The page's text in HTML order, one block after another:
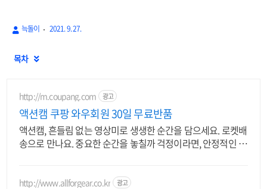
늑돌이 2021. 9. 27.
목차 
http://m.coupang.com 광고
액션캠 쿠팡 와우회원 30일 무료반품
액션캠, 흔들림 없는 영상미로 생생한 순간을 담으세요. 로켓배
송으로 만나요. 중요한 순간을 놓칠까 걱정이라면, 안정적인 액
http://www.allforgear.co.kr 광고